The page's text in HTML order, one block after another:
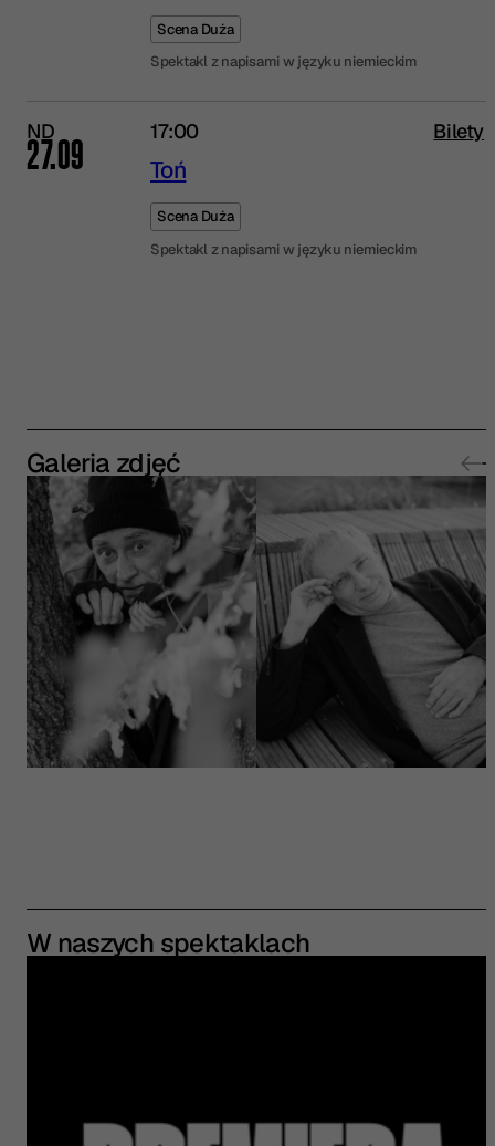
Scena Duża
Spektakl z napisami w języku niemieckim
ND
27.09
17:00
Toń
Scena Duża
Spektakl z napisami w języku niemieckim
Bilety
Galeria zdjęć
fot. Łukasz Pepol
W naszych spektaklach